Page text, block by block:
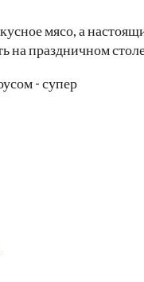
мясо, а
на праздничном